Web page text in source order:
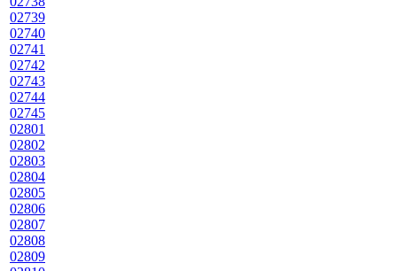
02739
02740
02741
02742
02743
02744
02745
02801
02802
02803
02804
02805
02806
02807
02808
02809